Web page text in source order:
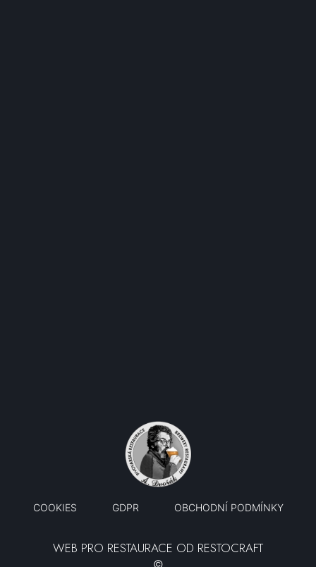
COOKIES GDPR OBCHODNÍ PODMÍNKY
WEB PRO RESTAURACE OD RESTOCRAFT